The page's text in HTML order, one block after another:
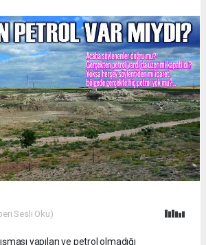
Sesli Oku)
yapılan ve petrol olmadığı